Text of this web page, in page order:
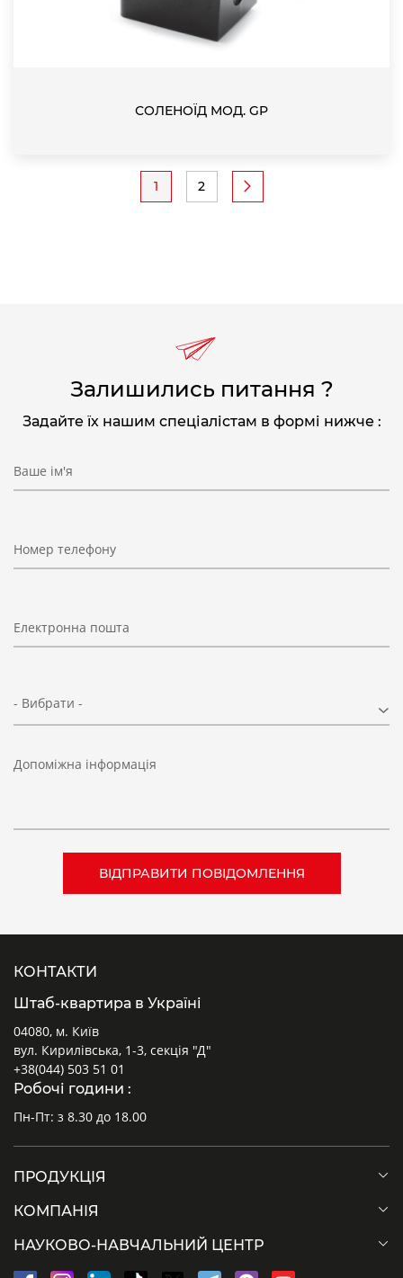
СОЛЕНОЇД МОД. GP
Current
1 Page
2
Залишились питання ?
Задайте їх нашим спеціалістам в формі нижче :
Ваше ім'я
Номер телефону
Електронна пошта
- Вибрати -
Допоміжна інформація
КОНТАКТИ
Штаб-квартира в Україні
04080, м. Київ
вул. Кирилівська, 1-3, секція "Д"
+38(044) 503 51 01
Робочі години :
Пн-Пт: з 8.30 до 18.00
ПРОДУКЦІЯ
КОМПАНІЯ
НАУКОВО-НАВЧАЛЬНИЙ ЦЕНТР